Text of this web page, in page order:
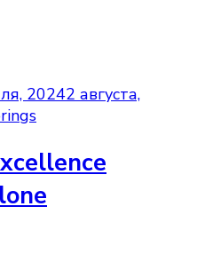
20242 августа,